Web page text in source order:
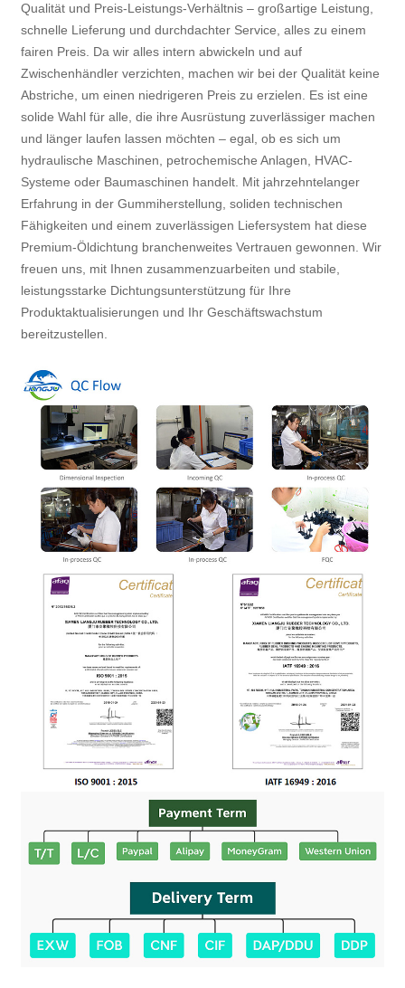
Qualität und Preis-Leistungs-Verhältnis – großartige Leistung,
schnelle Lieferung und durchdachter Service, alles zu einem
fairen Preis. Da wir alles intern abwickeln und auf
Zwischenhändler verzichten, machen wir bei der Qualität keine
Abstriche, um einen niedrigeren Preis zu erzielen. Es ist eine
solide Wahl für alle, die ihre Ausrüstung zuverlässiger machen
und länger laufen lassen möchten – egal, ob es sich um
hydraulische Maschinen, petrochemische Anlagen, HVAC-
Systeme oder Baumaschinen handelt. Mit jahrzehntelanger
Erfahrung in der Gummiherstellung, soliden technischen
Fähigkeiten und einem zuverlässigen Liefersystem hat diese
Premium-Öldichtung branchenweites Vertrauen gewonnen. Wir
freuen uns, mit Ihnen zusammenzuarbeiten und stabile,
leistungsstarke Dichtungsunterstützung für Ihre
Produktaktualisierungen und Ihr Geschäftswachstum
bereitzustellen.